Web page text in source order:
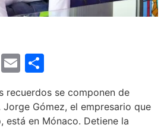
Twitter
Email
recuerdos se componen de
Gómez, el empresario que
está en Mónaco. Detiene la